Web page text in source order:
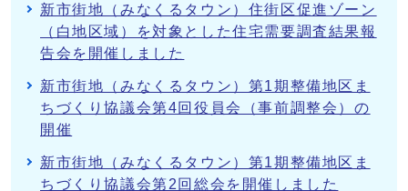
新市街地（みなくるタウン）住街区促進ゾーン
（白地区域）を対象とした住宅需要調査結果報
告会を開催しました
新市街地（みなくるタウン）第1期整備地区ま
ちづくり協議会第4回役員会（事前調整会）の
開催
新市街地（みなくるタウン）第1期整備地区ま
ちづくり協議会第2回総会を開催しました